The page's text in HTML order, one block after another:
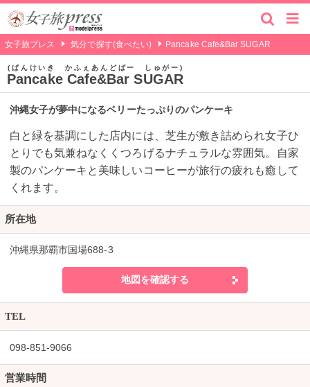
女子旅プレス 気分で探す(食べたい) Pancake Cafe&Bar SUGAR
Pancake Cafe&Bar SUGAR
ぱんけいき かふぇあんどばー しゅがー
沖縄女子が夢中になるベリーたっぷりのパンケーキ
白と緑を基調にした店内には、芝生が敷き詰められ女子ひ
とりでも気兼ねなくくつろげるナチュラルな雰囲気。自家
製のパンケーキと美味しいコーヒーが旅行の疲れも癒して
くれます。
所在地
沖縄県那覇市国場688-3
地図を確認する
TEL
098-851-9066
営業時間